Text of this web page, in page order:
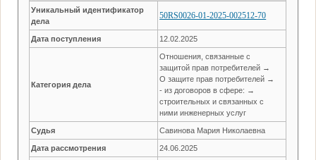
Уникальный идентификатор
дела
50RS0026-01-2025-002512-70
Дата поступления 12.02.2025
Категория дела
Отношения, связанные с
защитой прав потребителей →
О защите прав потребителей →
- из договоров в сфере: →
строительных и связанных с
ними инженерных услуг
Судья Савинова Мария Николаевна
Дата рассмотрения 24.06.2025